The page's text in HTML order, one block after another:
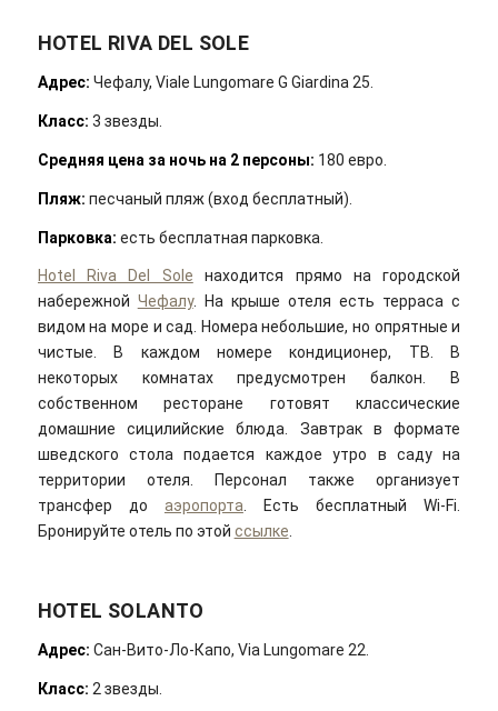
HOTEL RIVA DEL SOLE
Адрес: Чефалу, Viale Lungomare G Giardina 25.
Класс: 3 звезды.
Средняя цена за ночь на 2 персоны: 180 евро.
Пляж: песчаный пляж (вход бесплатный).
Парковка: есть бесплатная парковка.
Hotel Riva Del Sole находится прямо на городской
набережной Чефалу. На крыше отеля есть терраса с
видом на море и сад. Номера небольшие, но опрятные и
чистые. В каждом номере кондиционер, ТВ. В
некоторых комнатах предусмотрен балкон. В
собственном ресторане готовят классические
домашние сицилийские блюда. Завтрак в формате
шведского стола подается каждое утро в саду на
территории отеля. Персонал также организует
трансфер до аэропорта. Есть бесплатный Wi-Fi.
Бронируйте отель по этой ссылке.
HOTEL SOLANTO
Адрес: Сан-Вито-Ло-Капо, Via Lungomare 22.
Класс: 2 звезды.